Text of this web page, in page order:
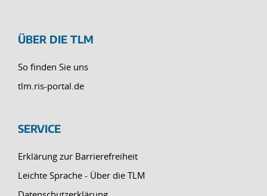
ÜBER DIE TLM
So finden Sie uns
tlm.ris-portal.de
SERVICE
Erklärung zur Barrierefreiheit
Leichte Sprache - Über die TLM